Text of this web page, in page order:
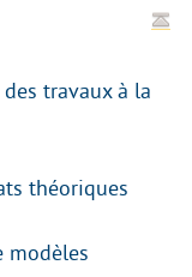
des travaux à la
théoriques
modèles